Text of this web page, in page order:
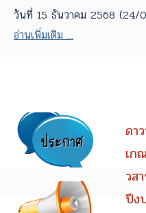
วันที่ 15 ธันวาคม 2568 (24/
อ่านเพิ่มเติม ...
ดา
เก
วส
ปีง